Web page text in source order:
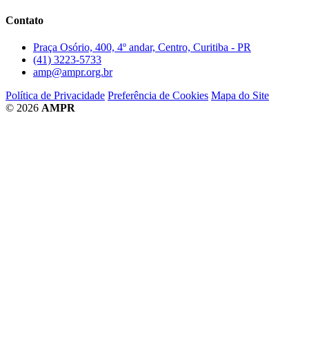
Contato
Praça Osório, 400, 4º andar, Centro, Curitiba - PR
(41) 3223-5733
amp@ampr.org.br
Política de Privacidade Preferência de Cookies Mapa do Site
© 2026 AMPR